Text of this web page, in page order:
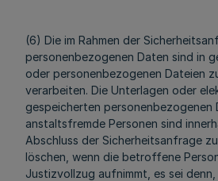
(6) Die im Rahmen der
personenbezogenen Daten sind in
oder personenbezogenen Dateien
verarbeiten. Die Unterlagen oder
gespeicherten personenbezogenen
anstaltsfremde Personen sind
Abschluss der Sicherheitsanfrage
löschen, wenn die betroffene
Justizvollzug aufnimmt, es sei